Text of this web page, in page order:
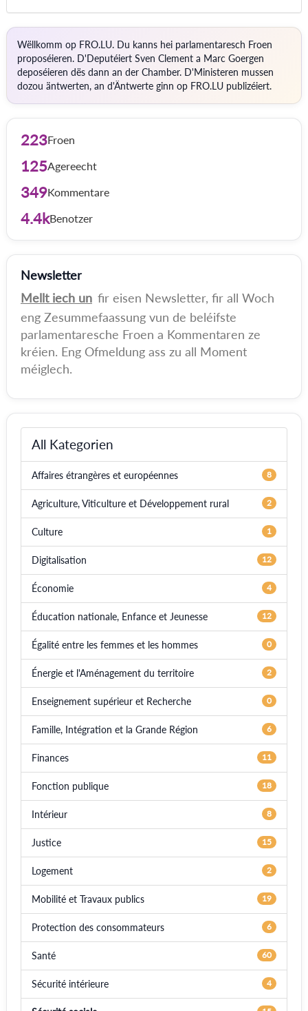
Wëllkomm op FRO.LU. Du kanns hei parlamentaresch Froen
proposéieren. D'Deputéiert Sven Clement a Marc Goergen
deposéieren dës dann an der Chamber. D'Ministeren mussen
dozou äntwerten, an d'Äntwerte ginn op FRO.LU publizéiert.
223Froen
125Agereecht
349Kommentare
4.4kBenotzer
Newsletter
Mellt iech un fir eisen Newsletter, fir all Woch
eng Zesummefaassung vun de beléifste
parlamentaresche Froen a Kommentaren ze
kréien. Eng Ofmeldung ass zu all Moment
méiglech.
All Kategorien
Affaires étrangères et européennes 8
Agriculture, Viticulture et Développement rural 2
Culture 1
Digitalisation 12
Économie 4
Éducation nationale, Enfance et Jeunesse 12
Égalité entre les femmes et les hommes 0
Énergie et l'Aménagement du territoire 2
Enseignement supérieur et Recherche 0
Famille, Intégration et la Grande Région 6
Finances 11
Fonction publique 18
Intérieur 8
Justice 15
Logement 2
Mobilité et Travaux publics 19
Protection des consommateurs 6
Santé 60
Sécurité intérieure 4